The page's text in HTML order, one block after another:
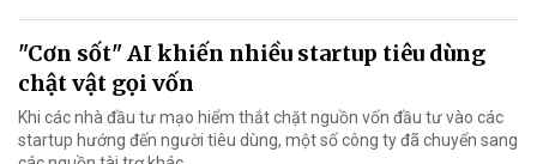
"Cơn sốt" AI khiến nhiều startup tiêu dùng
chật vật gọi vốn
Khi các nhà đầu tư mạo hiểm thắt chặt nguồn vốn đầu tư vào các
startup hướng đến người tiêu dùng, một số công ty đã chuyển sang